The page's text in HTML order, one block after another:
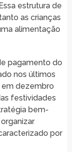
estrutura de
as crianças
alimentação
pagamento do
nos últimos
dezembro
festividades
bem-
por